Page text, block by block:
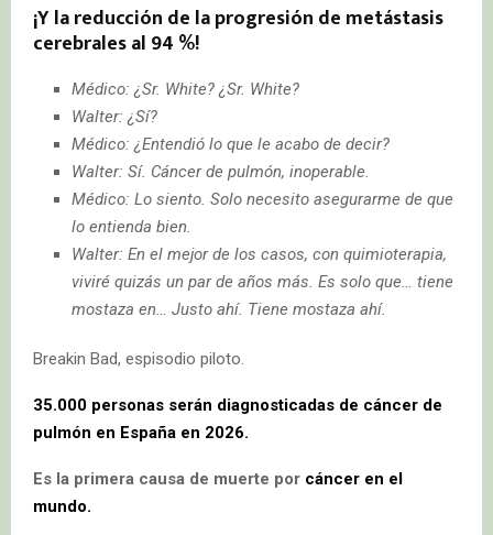
¡Y la reducción de la progresión de metástasis
cerebrales al 94 %!
Médico: ¿Sr. White? ¿Sr. White?
Walter: ¿Sí?
Médico: ¿Entendió lo que le acabo de decir?
Walter: Sí. Cáncer de pulmón, inoperable.
Médico: Lo siento. Solo necesito asegurarme de que
lo entienda bien.
Walter: En el mejor de los casos, con quimioterapia,
viviré quizás un par de años más. Es solo que… tiene
mostaza en… Justo ahí. Tiene mostaza ahí.
Breakin Bad, espisodio piloto.
35.000 personas serán diagnosticadas de cáncer de
pulmón en España en 2026.
Es la primera causa de muerte por cáncer en el
mundo.